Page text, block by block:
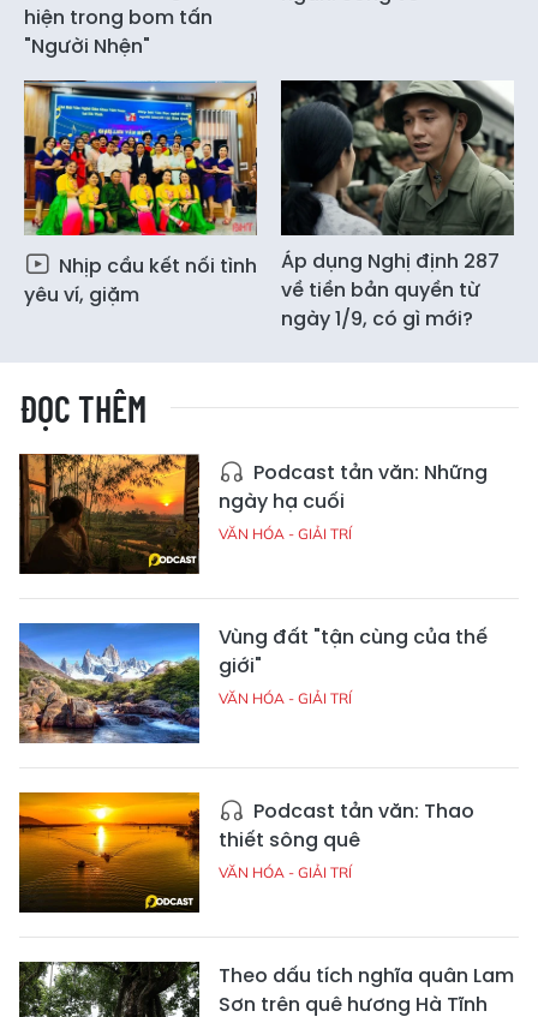
hiện trong bom tấn
"Người Nhện"
Nhịp cầu kết nối tình
yêu ví, giặm
Áp dụng Nghị định 287
về tiền bản quyền từ
ngày 1/9, có gì mới?
ĐỌC THÊM
Podcast tản văn: Những
ngày hạ cuối
VĂN HÓA - GIẢI TRÍ
Vùng đất "tận cùng của thế
giới"
VĂN HÓA - GIẢI TRÍ
Podcast tản văn: Thao
thiết sông quê
VĂN HÓA - GIẢI TRÍ
Theo dấu tích nghĩa quân Lam
Sơn trên quê hương Hà Tĩnh